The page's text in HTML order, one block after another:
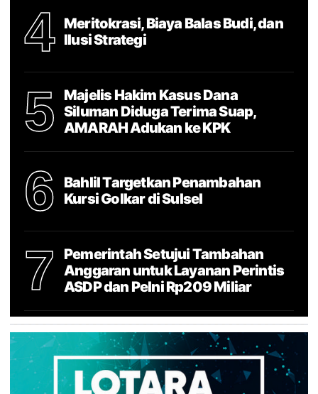
4
Meritokrasi, Biaya Balas Budi, dan
Ilusi Strategi
5
Majelis Hakim Kasus Dana
Siluman Diduga Terima Suap,
AMARAH Adukan ke KPK
6
Bahlil Targetkan Penambahan
Kursi Golkar di Sulsel
7
Pemerintah Setujui Tambahan
Anggaran untuk Layanan Perintis
ASDP dan Pelni Rp209 Miliar